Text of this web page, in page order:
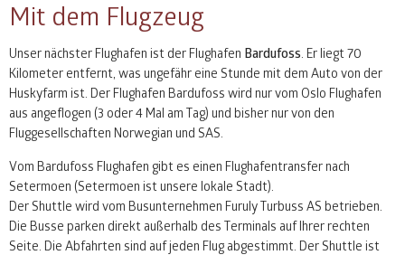
Mit dem Flugzeug
Unser nächster Flughafen ist der Flughafen Bardufoss. Er liegt 70
Kilometer entfernt, was ungefähr eine Stunde mit dem Auto von der
Huskyfarm ist. Der Flughafen Bardufoss wird nur vom Oslo Flughafen
aus angeflogen (3 oder 4 Mal am Tag) und bisher nur von den
Fluggesellschaften Norwegian und SAS.
Vom Bardufoss Flughafen gibt es einen Flughafentransfer nach
Setermoen (Setermoen ist unsere lokale Stadt).
Der Shuttle wird vom Busunternehmen Furuly Turbuss AS betrieben.
Die Busse parken direkt außerhalb des Terminals auf Ihrer rechten
Seite. Die Abfahrten sind auf jeden Flug abgestimmt. Der Shuttle ist